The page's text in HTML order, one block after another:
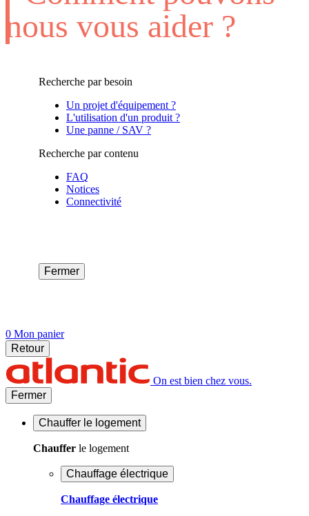
nous vous aider ?
Recherche par besoin
Un projet d'équipement ?
L'utilisation d'un produit ?
Une panne / SAV ?
Recherche par contenu
FAQ
Notices
Connectivité
Fermer
0 Mon panier
Retour
On est bien chez vous.
Fermer
Chauffer le logement
Chauffer le logement
Chauffage électrique
Chauffage électrique